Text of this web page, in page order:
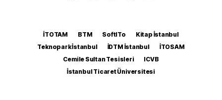
İTOTAM BTM SoftITo
Kitap İstanbul
Teknopark İstanbul
İDTM İstanbul
İTOSAM
Cemile Sultan Tesisleri
ICVB
İstanbul Ticaret Üniversitesi